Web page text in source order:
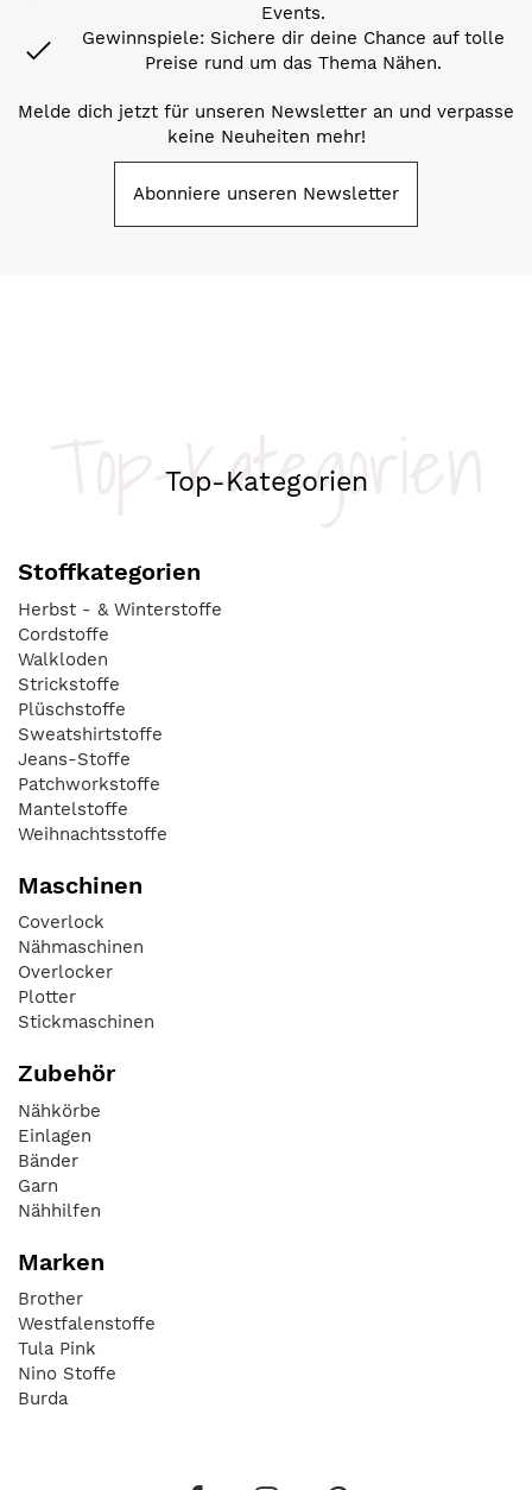
Events.
Gewinnspiele: Sichere dir deine Chance auf tolle
Preise rund um das Thema Nähen.
Melde dich jetzt für unseren Newsletter an und verpasse
keine Neuheiten mehr!
Abonniere unseren Newsletter
Top-Kategorien
Top-Kategorien
Stoffkategorien
Herbst - & Winterstoffe
Cordstoffe
Walkloden
Strickstoffe
Plüschstoffe
Sweatshirtstoffe
Jeans-Stoffe
Patchworkstoffe
Mantelstoffe
Weihnachtsstoffe
Maschinen
Coverlock
Nähmaschinen
Overlocker
Plotter
Stickmaschinen
Zubehör
Nähkörbe
Einlagen
Bänder
Garn
Nähhilfen
Marken
Brother
Westfalenstoffe
Tula Pink
Nino Stoffe
Burda